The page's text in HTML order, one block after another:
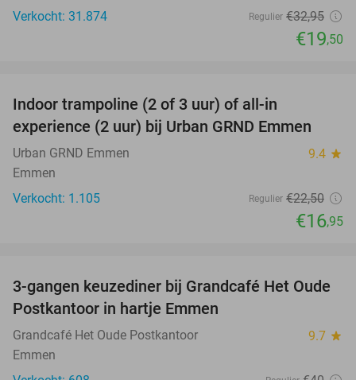
Verkocht: 31.874
Regulier €32,95
€19,50
Indoor trampoline (2 of 3 uur) of all-in
experience (2 uur) bij Urban GRND Emmen
Urban GRND Emmen 9.4 star
Emmen
Verkocht: 1.105
Regulier €22,50
€16,95
38%
3-gangen keuzediner bij Grandcafé Het Oude
Postkantoor in hartje Emmen
Grandcafé Het Oude Postkantoor 9.7 star
Emmen